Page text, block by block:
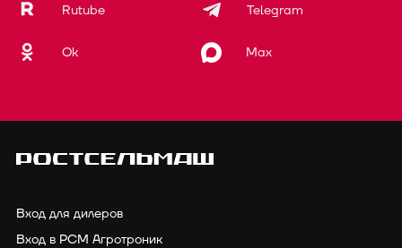
Rutube Telegram
Ok Max
Вход для дилеров
Вход в РСМ Агротроник